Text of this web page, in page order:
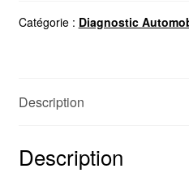
V9.150
Catégorie : Diagnostic
Description
Description